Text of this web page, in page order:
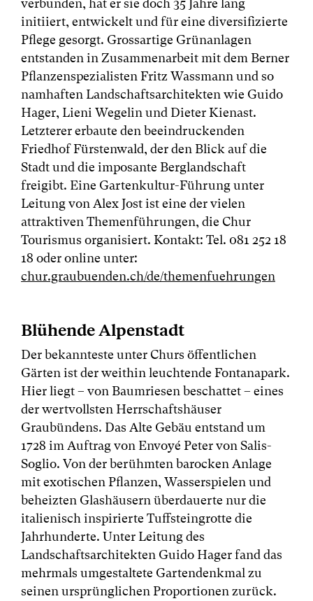
verbunden, hat er sie doch 35 Jahre lang
initiiert, entwickelt und für eine diversifizierte
Pflege gesorgt. Grossartige Grünanlagen
entstanden in Zusammenarbeit mit dem Berner
Pflanzenspezialisten Fritz Wassmann und so
namhaften Landschaftsarchitekten wie Guido
Hager, Lieni Wegelin und Dieter Kienast.
Letzterer erbaute den beeindruckenden
Friedhof Fürstenwald, der den Blick auf die
Stadt und die imposante Berglandschaft
freigibt. Eine Gartenkultur-Führung unter
Leitung von Alex Jost ist eine der vielen
attraktiven Themenführungen, die Chur
Tourismus organisiert. Kontakt: Tel. 081 252 18
18 oder online unter:
chur.graubuenden.ch/de/themenfuehrungen
Blühende Alpenstadt
Der bekannteste unter Churs öffentlichen
Gärten ist der weithin leuchtende Fontanapark.
Hier liegt – von Baumriesen beschattet – eines
der wertvollsten Herrschaftshäuser
Graubündens. Das Alte Gebäu entstand um
1728 im Auftrag von Envoyé Peter von Salis-
Soglio. Von der berühmten barocken Anlage
mit exotischen Pflanzen, Wasserspielen und
beheizten Glashäusern überdauerte nur die
italienisch inspirierte Tuffsteingrotte die
Jahrhunderte. Unter Leitung des
Landschaftsarchitekten Guido Hager fand das
mehrmals umgestaltete Gartendenkmal zu
seinen ursprünglichen Proportionen zurück.